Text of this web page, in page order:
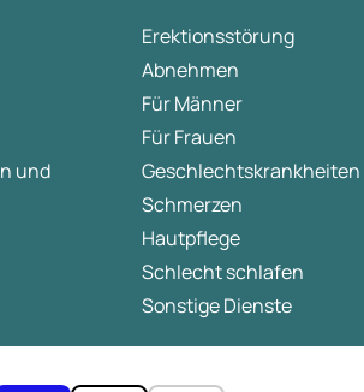
und
Erektionsstörung
Abnehmen
Für Männer
Für Frauen
Geschlechtskrankheiten
Schmerzen
Hautpflege
Schlecht schlafen
Sonstige Dienste